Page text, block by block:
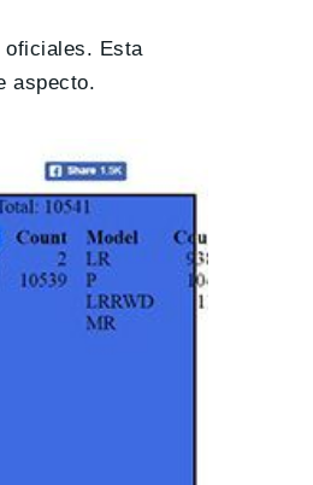
oficiales. Esta
aspecto.